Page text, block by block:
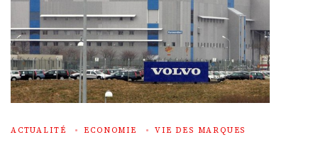
ACTUALITÉ ECONOMIE VIE DES MARQUES